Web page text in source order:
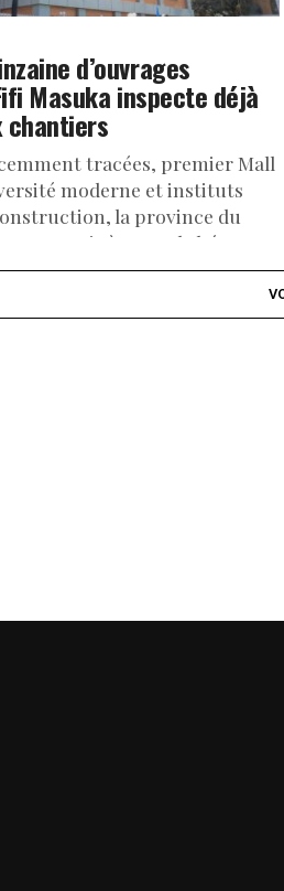
d’ouvrages
Masuka inspecte déjà
chantiers
tracées, premier Mall
moderne et instituts
la province du
son avenir à coup de béton...